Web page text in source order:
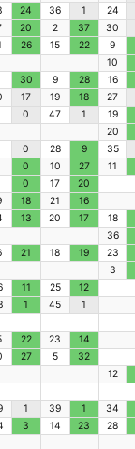
24 36 1 24
20 2 37 30
26 15 22 9
10
30 9 28 16
17 19 18 27
0 47 1 19
20
0 28 9 35
0 10 27 11
0 17
20
18 21 16
13 20 17 18
36
21 18 19 23
3
11 25 12
1 45 1
22 23
14
27 5
32
12
1 39 1 34
3 14 23 28